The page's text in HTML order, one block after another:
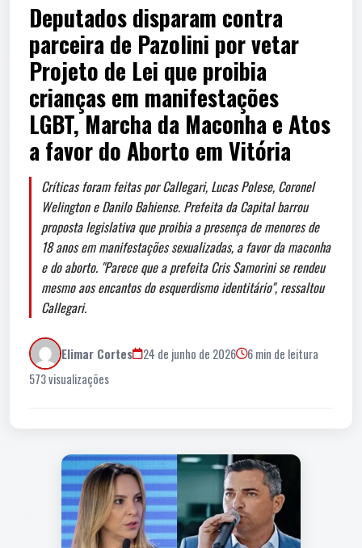
Deputados disparam contra
parceira de Pazolini por vetar
Projeto de Lei que proibia
crianças em manifestações
LGBT, Marcha da Maconha e Atos
a favor do Aborto em Vitória
Críticas foram feitas por Callegari, Lucas Polese, Coronel
Welington e Danilo Bahiense. Prefeita da Capital barrou
proposta legislativa que proibia a presença de menores de
18 anos em manifestações sexualizadas, a favor da maconha
e do aborto. "Parece que a prefeita Cris Samorini se rendeu
mesmo aos encantos do esquerdismo identitário", ressaltou
Callegari.
Elimar Cortes 24 de junho de 2026
6 min de leitura
573 visualizações